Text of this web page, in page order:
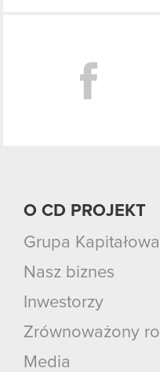
O CD PROJEKT
Grupa Kapitałowa
Nasz biznes
Inwestorzy
Zrównoważony
Media